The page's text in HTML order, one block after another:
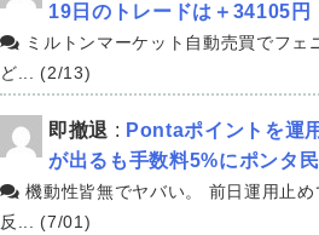
19日のトレードは＋34105円
ミルトンマーケット自動売買でフェ
ど... (2/13)
即撤退 : Pontaポイントを運
が出るも手数料5%にポンタ民
機動性皆無でヤバい。 前日運用止
反... (7/01)